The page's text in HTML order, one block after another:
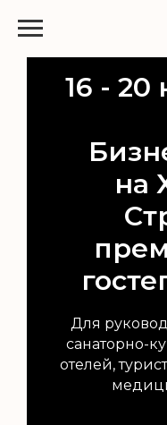
16 - 20
на
Для
санаторно-
отелей,